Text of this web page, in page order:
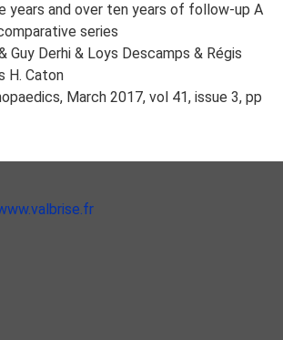
years and over ten years of follow-up A
series
Guy Derhi & Loys Descamps & Régis
H. Caton
March 2017, vol 41, issue 3, pp